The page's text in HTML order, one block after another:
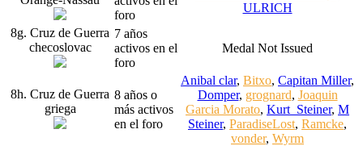
foro
ULRICH
8g. Cruz de Guerra
checoslovac
7 años
activos en el
foro
Medal Not Issued
8h. Cruz de Guerra
griega
8 años o
más activos
en el foro
Anibal clar, Bitxo, Capitan Miller,
Domper, grognard, Joaquin
Garcia Morato, Kurt_Steiner, M
Steiner, ParadiseLost, Ramcke,
vonder, Wyrm